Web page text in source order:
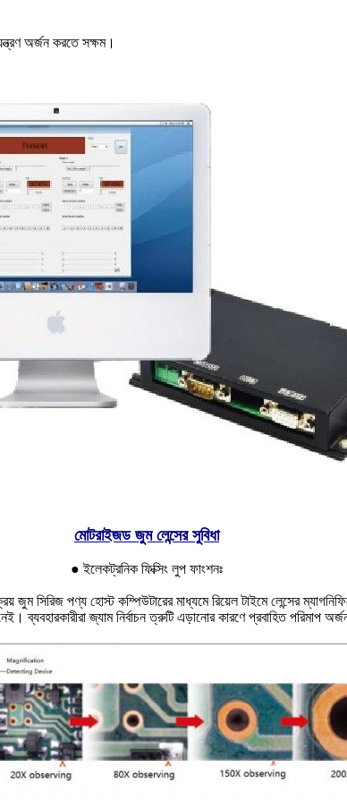
অর্জন করতে সক্ষম।
মোটরাইজড জুম লেন্সের সুবিধা
● ইলেকট্রনিক ফিক্সিং লুপ ফাংশনঃ
সিরিজ পণ্য হোস্ট কম্পিউটারের মাধ্যমে রিয়েল টাইমে লেন্সের
ব্যবহারকারীরা জ্যাম নির্বাচন ত্রুটি এড়ানোর কারণে প্রবাহিত পরিমাপ